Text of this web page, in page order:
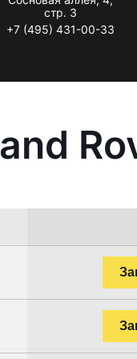
стр. 3
+7 (495) 431-00-33